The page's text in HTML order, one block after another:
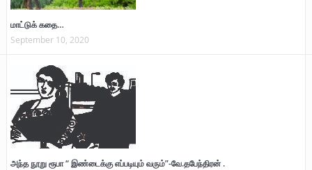
மாட்டுக் கதை…
September 10, 2020
அந்த நூறு ரூபா “ இண்டைக்கு எப்படியும் வரும்”-வே.தபேந்திரன் .